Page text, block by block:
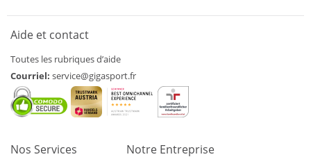
Aide et contact
Toutes les rubriques d’aide
Courriel: service@gigasport.fr
Nos Services Notre Entreprise